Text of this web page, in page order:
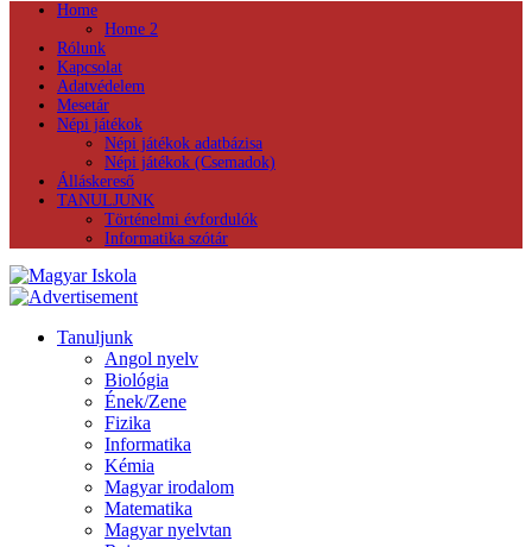
Home
Home 2
Rólunk
Kapcsolat
Adatvédelem
Mesetár
Népi játékok
Népi játékok adatbázisa
Népi játékok (Csemadok)
Álláskereső
TANULJUNK
Történelmi évfordulók
Informatika szótár
Tanuljunk
Angol nyelv
Biológia
Ének/Zene
Fizika
Informatika
Kémia
Magyar irodalom
Matematika
Magyar nyelvtan